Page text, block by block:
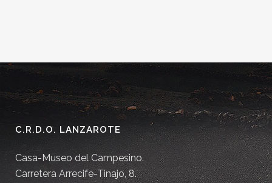
C.R.D.O. LANZAROTE
Casa-Museo del Campesino.
Carretera Arrecife-Tinajo, 8.